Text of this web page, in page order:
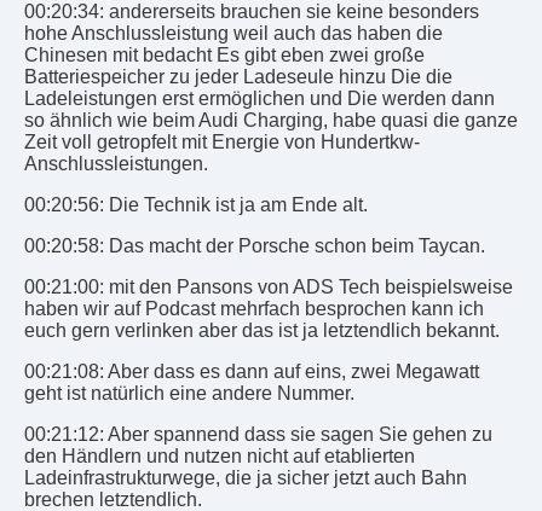
00:20:34: andererseits brauchen sie keine besonders
hohe Anschlussleistung weil auch das haben die
Chinesen mit bedacht Es gibt eben zwei große
Batteriespeicher zu jeder Ladeseule hinzu Die die
Ladeleistungen erst ermöglichen und Die werden dann
so ähnlich wie beim Audi Charging, habe quasi die ganze
Zeit voll getropfelt mit Energie von Hundertkw-
Anschlussleistungen.
00:20:56: Die Technik ist ja am Ende alt.
00:20:58: Das macht der Porsche schon beim Taycan.
00:21:00: mit den Pansons von ADS Tech beispielsweise
haben wir auf Podcast mehrfach besprochen kann ich
euch gern verlinken aber das ist ja letztendlich bekannt.
00:21:08: Aber dass es dann auf eins, zwei Megawatt
geht ist natürlich eine andere Nummer.
00:21:12: Aber spannend dass sie sagen Sie gehen zu
den Händlern und nutzen nicht auf etablierten
Ladeinfrastrukturwege, die ja sicher jetzt auch Bahn
brechen letztendlich.